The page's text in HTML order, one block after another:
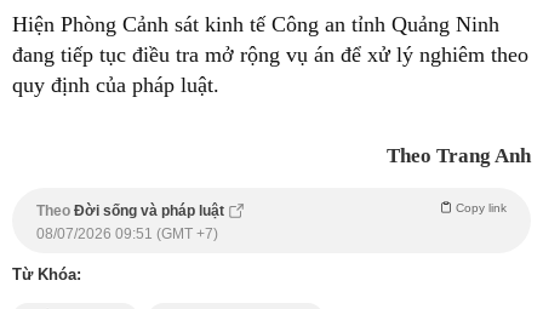
Hiện Phòng Cảnh sát kinh tế Công an tỉnh Quảng Ninh
đang tiếp tục điều tra mở rộng vụ án để xử lý nghiêm theo
quy định của pháp luật.
Theo Trang Anh
Theo Đời sống và pháp luật Copy link
08/07/2026 09:51 (GMT +7)
Từ Khóa: